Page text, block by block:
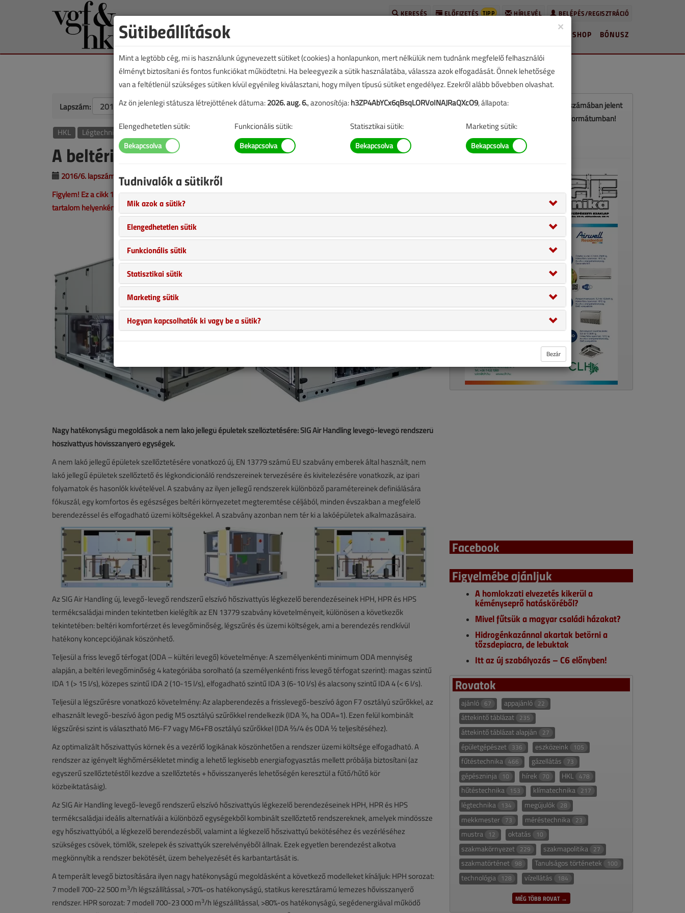
BELÉPÉS/REGISZTRÁCIÓ
HÍRLEVÉL
ELŐFIZETÉS TIPP
KERESÉS
BÓNUSZ
SHOP
Lapszám: TARTALOM
HKL Légtechnika
A beltéri levegő minősége
2016/6. lapszám | támogatott cikk |
1771 |
Figylem! Ez a cikk 10 éve frissült utoljára. A benne szereplő információk mára aktualitásukat veszíthették, valamint a
tartalom helyenként hiányos lehet (képek, táblázatok stb.).
Nagy hatékonyságú megoldások a nem lakó jellegű épületek szellőztetésére: SIG Air Handling levegő-levegő rendszerű
hőszivattyús hővisszanyerő egységek.
A nem lakó jellegű épületek szellőztetésére vonatkozó új, EN 13779 számú EU szabvány emberek által használt, nem
lakó jellegű épületek szellőztető és légkondicionáló rendszereinek tervezésére és kivitelezésére vonatkozik, az ipari
folyamatok és hasonlók kivételével. A szabvány az ilyen jellegű rendszerek különböző paramétereinek definiálására
fókuszál, egy komfortos és egészséges beltéri környezetet megteremtése céljából, minden évszakban a megfelelő
berendezéssel és elfogadható üzemi költségekkel. A szabvány azonban nem tér ki a lakóépületek alkalmazásaira.
Az SIG Air Handling új, levegő-levegő rendszerű elszívó hőszivattyús légkezelő berendezéseinek HPH, HPR és HPS
termékcsaládjai minden tekintetben kielégítik az EN 13779 szabvány követelményeit, különösen a következők
tekintetében: beltéri komfortérzet és levegőminőség, légszűrés és üzemi költségek, ami a berendezés rendkívül
hatékony koncepciójának köszönhető.
Teljesül a friss levegő térfogat (ODA – kültéri levegő) követelménye: A személyenkénti minimum ODA mennyiség
alapján, a beltéri levegőminőség 4 kategóriába sorolható (a személyenkénti friss levegő térfogat szerint): magas szintű
IDA 1 (> 15 l/s), közepes szintű IDA 2 (10-15 l/s), elfogadható szintű IDA 3 (6-10 l/s) és alacsony szintű IDA 4 (< 6 l/s).
Teljesül a légszűrésre vonatkozó követelmény: Az alapberendezés a frisslevegő-beszívó ágon F7 osztályú szűrőkkel, az
elhasznált levegő-beszívó ágon pedig M5 osztályú szűrőkkel rendelkezik (IDA ¾, ha ODA=1). Ezen felül kombinált
légszűrési szint is választható M6-F7 vagy M6+F8 osztályú szűrőkkel (IDA ⅔/4 és ODA ½ teljesítéséhez).
Az optimalizált hőszivattyús körnek és a vezérlő logikának köszönhetően a rendszer üzemi költsége elfogadható. A
rendszer az igényelt léghőmérsékletet mindig a lehető legkisebb energiafogyasztás mellett próbálja biztosítani (az
egyszerű szellőztetéstől kezdve a szellőztetés + hővisszanyerés lehetőségén keresztül a fűtő/hűtő kör
közbeiktatásáig).
Az SIG Air Handling levegő-levegő rendszerű elszívó hőszivattyús légkezelő berendezéseinek HPH, HPR és HPS
termékcsaládjai ideális alternatívái a különböző egységekből kombinált szellőztető rendszereknek, amelyek mindössze
egy hőszivattyúból, a légkezelő berendezésből, valamint a légkezelő hőszivattyú bekötéséhez és vezérléséhez
szükséges csövek, tömlők, szelepek és szivattyúk szerelvényéből állnak. Ezek egyetlen berendezést alkotva
megkönnyítik a rendszer bekötését, üzem behelyezését és karbantartását is.
A temperált levegő biztosítására ilyen nagy hatékonyságú megoldásként a következő modelleket kínáljuk: HPH sorozat:
7 modell 700-22 500 m3/h légszállítással, >70%-os hatékonyságú, statikus keresztáramú lemezes hővisszanyerő
rendszer. HPR sorozat: 7 modell 700-23 000 m3/h légszállítással, >80%-os hatékonyságú, segédenergiával működő
Ez a cikk a VGF&HKL 2016. júniusi számában jelent
meg. Töltse le a lapszámot PDF formátumban!
Facebook
Figyelmébe ajánljuk
A homlokzati elvezetés kikerül a
kéményseprő hatásköréből?
Mivel fűtsük a magyar családi házakat?
Hidrogénkazánnal akartak betörni a
tőzsdepiacra, de lebuktak
Itt az új szabályozás – C6 előnyben!
Rovatok
ajánló 67 appajánló 22
áttekintő táblázat 235
áttekintő táblázat alapján 27
épületgépészet 336 eszközeink 105
fűtéstechnika 466 gázellátás 73
gépészninja 10 hírek 70 HKL 478
hűtéstechnika 153 klímatechnika 217
légtechnika 134 megújulók 28
mekkmester 73 méréstechnika 23
mustra 12 oktatás 10
szakmakörnyezet 229 szakmapolitika 27
szakmatörténet 98 Tanulságos történetek 100
technológia 128 vízellátás 184
MÉG TÖBB ROVAT →
×
Sütibeállítások
Mint a legtöbb cég, mi is használunk úgynevezett sütiket (cookies) a honlapunkon, mert nélkülük nem tudnánk megfelelő felhasználói
élményt biztosítani és fontos funkciókat működtetni. Ha beleegyezik a sütik használatába, válassza azok elfogadását. Önnek lehetősége
van a feltétlenül szükséges sütiken kívül egyénileg kiválasztani, hogy milyen típusú sütiket engedélyez. Ezekről alább bővebben olvashat.
Az ön jelenlegi státusza létrejöttének dátuma:2026. aug. 6., azonosítója:h3ZP4AbYCx6qBsqLORVoINAJRaQXcO9, állapota:
Elengedhetetlen sütik: Funkcionális sütik: Statisztikai sütik: Marketing sütik:
Tudnivalók a sütikről
Mik azok a sütik?
Elengedhetetlen sütik
Funkcionális sütik
Statisztikai sütik
Marketing sütik
Hogyan kapcsolhatók ki vagy be a sütik?
Bezár